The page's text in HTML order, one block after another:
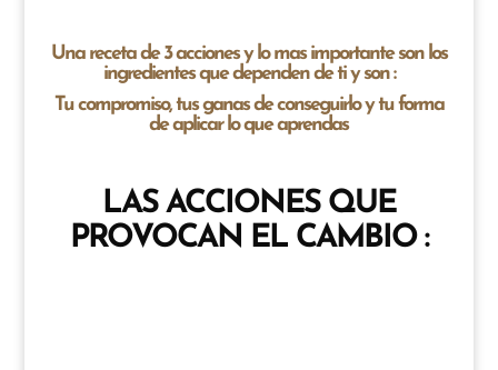
Una receta de 3 acciones y lo mas importante son los
ingredientes que dependen de ti y son :
Tu compromiso, tus ganas de conseguirlo y tu forma
de aplicar lo que aprendas
LAS ACCIONES QUE
PROVOCAN EL CAMBIO: